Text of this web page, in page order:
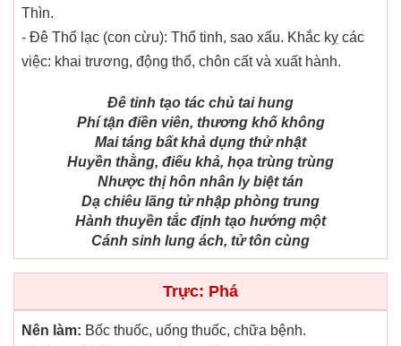
Thìn.
- Đê Thổ lạc (con cừu): Thổ tinh, sao xấu. Khắc kỵ các
việc: khai trương, động thổ, chôn cất và xuất hành.
Đê tinh tạo tác chủ tai hung
Phí tận điền viên, thương khố không
Mai táng bất khả dụng thử nhật
Huyền thằng, điếu khả, họa trùng trùng
Nhược thị hôn nhân ly biệt tán
Dạ chiêu lãng tử nhập phòng trung
Hành thuyền tắc định tạo hướng một
Cánh sinh lung ách, tử tôn cùng
Trực: Phá
Nên làm: Bốc thuốc, uống thuốc, chữa bệnh.